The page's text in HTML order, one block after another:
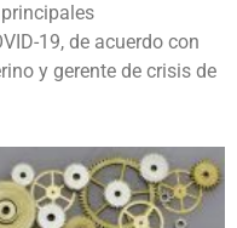
19, de acuerdo con
y gerente de crisis de